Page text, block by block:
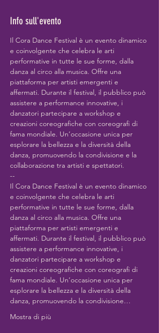
Info sull'evento
Il Cora Dance Festival è un evento dinamico
e coinvolgente che celebra le arti
performative in tutte le sue forme, dalla
danza al circo alla musica. Offre una
piattaforma per artisti emergenti e
affermati. Durante il festival, il pubblico può
assistere a performance innovative, i
danzatori partecipare a workshop e
creazioni coreografiche con coreografi di
fama mondiale. Un’occasione unica per
esplorare la bellezza e la diversità della
danza, promuovendo la condivisione e la
collaborazione tra artisti e spettatori.
--
Il Cora Dance Festival è un evento dinamico
e coinvolgente che celebra le arti
performative in tutte le sue forme, dalla
danza al circo alla musica. Offre una
piattaforma per artisti emergenti e
affermati. Durante il festival, il pubblico può
assistere a performance innovative, i
danzatori partecipare a workshop e
creazioni coreografiche con coreografi di
fama mondiale. Un’occasione unica per
esplorare la bellezza e la diversità della
danza, promuovendo la condivisione…
Mostra di più